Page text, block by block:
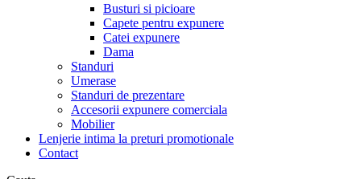
Busturi si picioare
Capete pentru expunere
Catei expunere
Dama
Standuri
Umerase
Standuri de prezentare
Accesorii expunere comerciala
Mobilier
Lenjerie intima la preturi promotionale
Contact